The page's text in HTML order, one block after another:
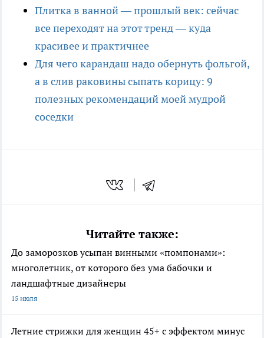
Плитка в ванной — прошлый век: сейчас
все переходят на этот тренд — куда
красивее и практичнее
Для чего карандаш надо обернуть фольгой,
а в слив раковины сыпать корицу: 9
полезных рекомендаций моей мудрой
соседки
Читайте также:
До заморозков усыпан винными «помпонами»:
многолетник, от которого без ума бабочки и
ландшафтные дизайнеры
15 июля
Летние стрижки для женщин 45+ с эффектом минус